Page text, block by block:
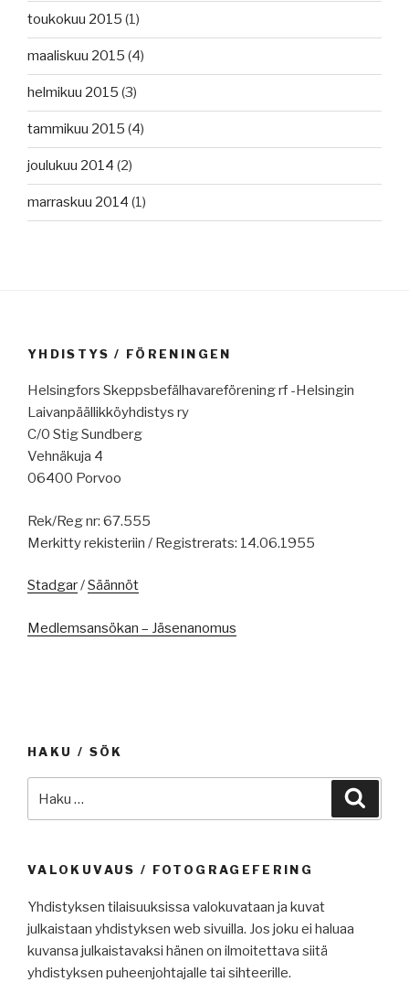
toukokuu 2015 (1)
maaliskuu 2015 (4)
helmikuu 2015 (3)
tammikuu 2015 (4)
joulukuu 2014 (2)
marraskuu 2014 (1)
YHDISTYS / FÖRENINGEN
Helsingfors Skeppsbefälhavareförening rf -Helsingin
Laivanpäällikköyhdistys ry
C/0 Stig Sundberg
Vehnäkuja 4
06400 Porvoo
Rek/Reg nr: 67.555
Merkitty rekisteriin / Registrerats: 14.06.1955
Stadgar/Säännöt
Medlemsansökan – Jäsenanomus
HAKU / SÖK
VALOKUVAUS / FOTOGRAGEFERING
Yhdistyksen tilaisuuksissa valokuvataan ja kuvat
julkaistaan yhdistyksen web sivuilla. Jos joku ei haluaa
kuvansa julkaistavaksi hänen on ilmoitettava siitä
yhdistyksen puheenjohtajalle tai sihteerille.